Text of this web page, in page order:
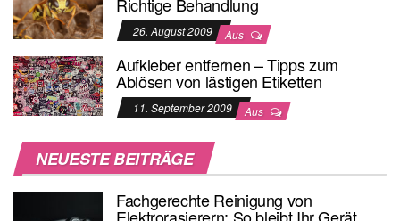
26. August 2009 Aus
Aufkleber entfernen – Tipps zum
Ablösen von lästigen Etiketten
11. September 2009 Aus
NEUESTE BEITRÄGE
Fachgerechte Reinigung von